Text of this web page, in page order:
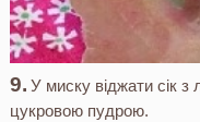
У миску віджати сік
цукровою пудрою.